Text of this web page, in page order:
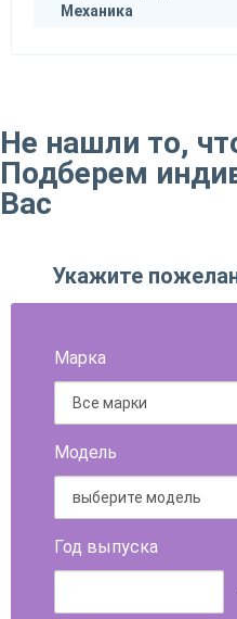
Механика
Не нашли то,
Подберем
Вас
Укажите
Марка
Модель
Год выпуска